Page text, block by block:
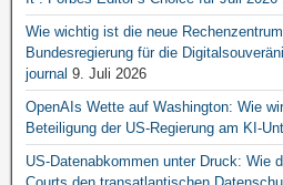
Wie wichtig ist die neue
Bundesregierung für die
journal 9. Juli 2026
OpenAIs Wette auf Washington: Wie
Beteiligung der US-Regierung am KI-
US-Datenabkommen unter Druck: Wie